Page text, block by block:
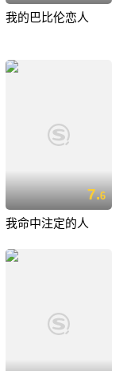
我的巴比伦恋人
7.6
我命中注定的人